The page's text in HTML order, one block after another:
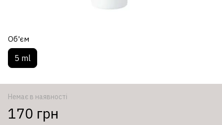
Об'єм
5 ml
Немає в наявності
170 грн